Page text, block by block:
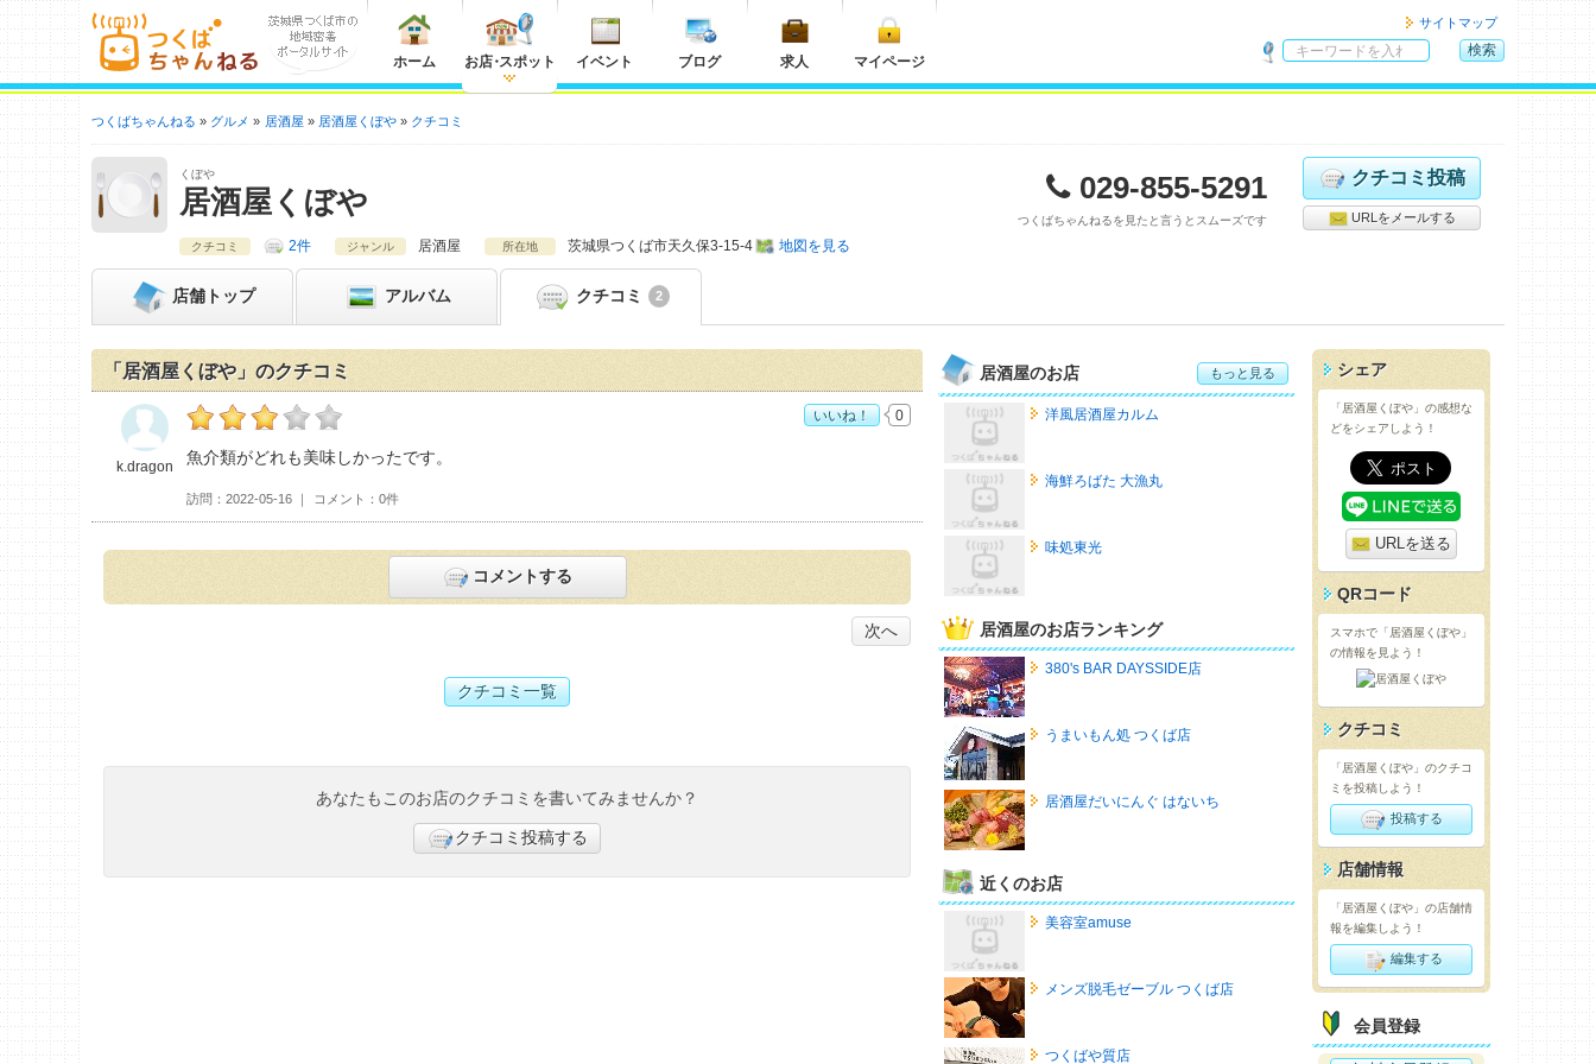
ホーム お店・スポット イベント ブログ 求人 マイページ
サイトマップ
内
索
検索
つくばちゃんねる グルメ 居酒屋 居酒屋くぼや クチコミ
くぼや
居酒屋くぼや 029-855-5291
つくばちゃんねるを見たと言うとスムーズです
クチコミ投稿
URLをメールする
クチコミ 2件 ジャンル 居酒屋 所在地 茨城県つくば市天久保3-15-4 地図を見る
店舗 トップ アルバム クチコミ 2
「居酒屋くぼや」のクチコミ
k.dragonの居酒屋くぼやおすすめ度：
魚介類がどれも美味しかったです。
訪問 2022-05-16 コメント 0件
k.dragon
いいね！ 0
コメントする
次へ
クチコミ一覧
あなたもこのお店のクチコミを書いてみませんか？
クチコミ投稿する
居酒屋のお店 もっと見る
洋風居酒屋カルム
海鮮ろばた 大漁丸
味処東光
居酒屋のお店ランキング
380's BAR DAYSSIDE店
うまいもん処 つくば店
居酒屋だいにんぐ はないち
近くのお店
美容室amuse
メンズ脱毛ゼーブル つくば店
つくばや質店
シェア
「居酒屋くぼや」の感想な
どをシェアしよう！
URLを送る
QRコード
スマホで「居酒屋くぼや」
の情報を見よう！
クチコミ
「居酒屋くぼや」のクチコ
ミを投稿しよう！
投稿する
店舗情報
「居酒屋くぼや」の店舗情
報を編集しよう！
編集する
会員登録